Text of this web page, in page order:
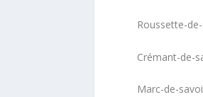
Roussette-
Crémant-de-
Marc-de-